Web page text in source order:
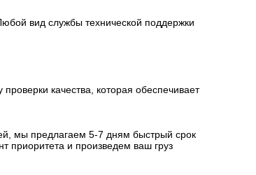
вид службы технической поддержки
качества, которая обеспечивает
мы предлагаем 5-7 дням быстрый срок
приоритета и произведем ваш груз